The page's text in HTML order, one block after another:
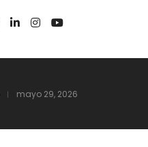
mayo 29, 2026